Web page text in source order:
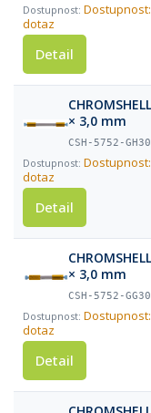
dotaz
Detail
× 3,0 mm
CSH-5752-GH30
dotaz
Detail
× 3,0 mm
CSH-5752-GG30
dotaz
Detail